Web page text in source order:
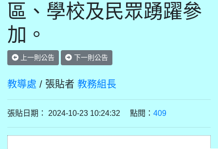
區、學校及民眾踴躍參
加。
上一則公告 下一則公告
教導處 / 張貼者 教務組長
張貼日期： 2024-10-23 10:24:32 點閱： 409